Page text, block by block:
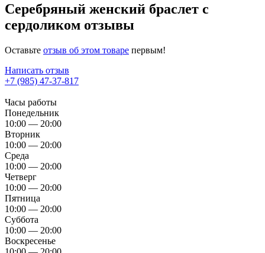
Серебряный женский браслет с
сердоликом отзывы
Оставьте отзыв об этом товаре первым!
Написать отзыв
+7 (985) 47-37-817
Часы работы
Понедельник
10:00 — 20:00
Вторник
10:00 — 20:00
Среда
10:00 — 20:00
Четверг
10:00 — 20:00
Пятница
10:00 — 20:00
Суббота
10:00 — 20:00
Воскресенье